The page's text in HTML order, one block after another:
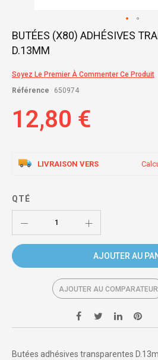
Skip
the
of
images
BUTÉES (X80) ADHÉSIVES
D.13MM
Soyez Le Premier À Commenter Ce Produit
Référence
650974
12,80 €
LIVRAISON VERS
QTÉ
AJOUTER AU
AJOUTER AU COMPARATEUR
Butées adhésives transparentes